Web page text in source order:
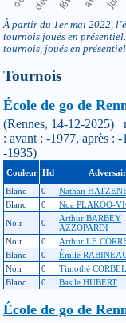
À partir du 1er mai 2022,
tournois joués en
tournois, joués en
Tournois
École de go de
(Rennes, 14-12-2025)
: avant : -1977, après :
-1935)
Couleur Hd
Blanc
0 Nathan
Blanc
0 Noa PLAKOO-
Noir
0
Arthur BARBEY
AZZOPARDI
Noir
0 Arthur LE
Blanc
0 Émile
Noir
0 Timothé CORBEL
Blanc
0 Basile HUBERT
École de go de